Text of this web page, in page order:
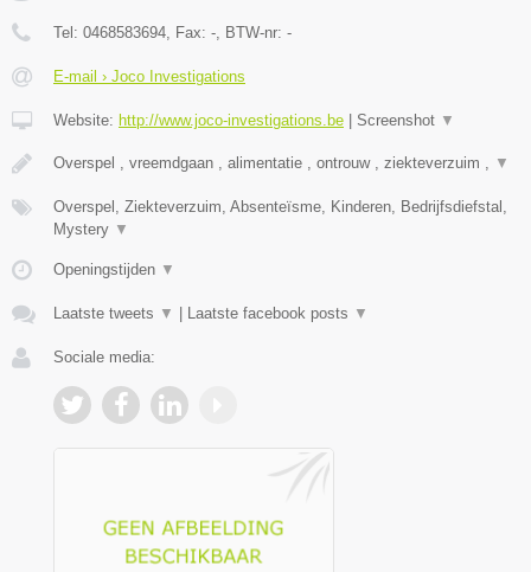
Tel: 0468583694, Fax: -, BTW-nr: -
E-mail › Joco Investigations
Website: http://www.joco-investigations.be Screenshot ▼
Overspel , vreemdgaan , alimentatie , ontrouw , ziekteverzuim , ▼
Overspel, Ziekteverzuim, Absenteïsme, Kinderen, Bedrijfsdiefstal,
Mystery ▼
Openingstijden ▼
Laatste tweets ▼ Laatste facebook posts ▼
Sociale media: